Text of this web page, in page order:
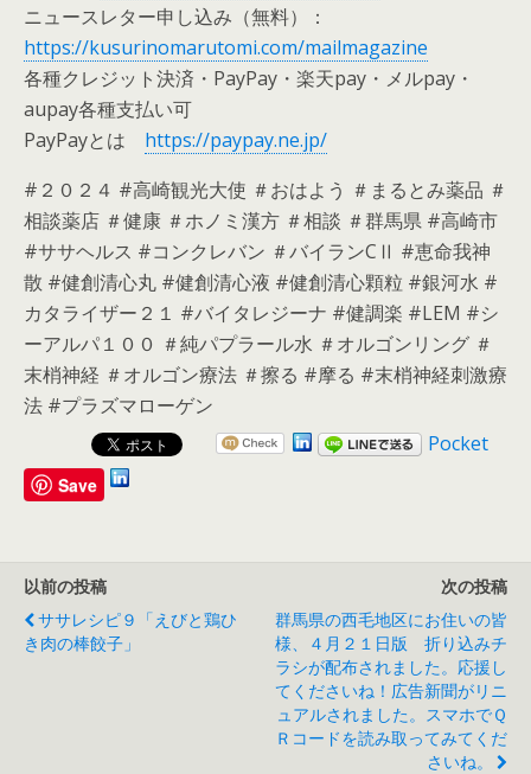
ニュースレター申し込み（無料）：
https://kusurinomarutomi.com/mailmagazine
各種クレジット決済・PayPay・楽天pay・メルpay・
aupay各種支払い可
PayPayとは https://paypay.ne.jp/
#２０２４ #高崎観光大使 ＃おはよう ＃まるとみ薬品 ＃
相談薬店 ＃健康 ＃ホノミ漢方 ＃相談 ＃群馬県 #高崎市
#ササヘルス #コンクレバン ＃バイランCⅡ #恵命我神
散 #健創清心丸 #健創清心液 #健創清心顆粒 #銀河水 #
カタライザー２１ #バイタレジーナ #健調楽 #LEM #シ
ーアルパ１００ ＃純パプラール水 ＃オルゴンリング ＃
末梢神経 ＃オルゴン療法 ＃擦る #摩る #末梢神経刺激療
法 #プラズマローゲン
Pocket
Save
以前の投稿
ササレシピ９「えびと鶏ひ
き肉の棒餃子」
次の投稿
群馬県の西毛地区にお住いの皆
様、４月２１日版 折り込みチ
ラシが配布されました。応援し
てくださいね！広告新聞がリニ
ュアルされました。スマホでＱ
Ｒコードを読み取ってみてくだ
さいね。